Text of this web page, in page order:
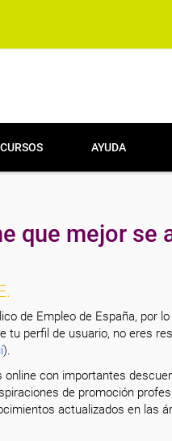
AYUDA
que mejor se
de Empleo de España, por
perfil de usuario, no eres
).
con importantes
de promoción
actualizados en las